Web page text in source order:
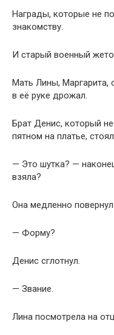
Награды, которые не
знакомству.
И старый военный
Мать Лины, Маргарита,
в её руке дрожал.
Брат Денис, который
пятном на платье,
— Это шутка? —
взяла?
Она медленно
— Форму?
Денис сглотнул.
— Звание.
Лина посмотрела на